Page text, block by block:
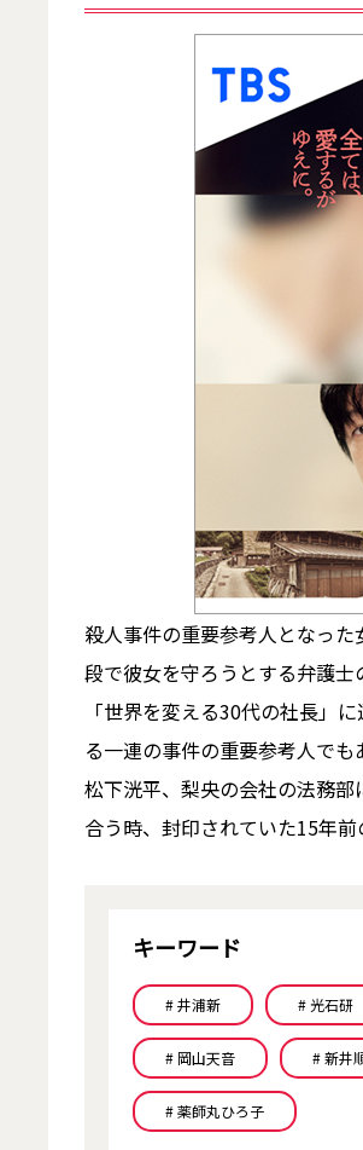
殺人事件の重要参考人となっ
段で彼女を守ろうとする弁護士
「世界を変える30代の社長」
る一連の事件の重要参考人で
松下洸平、梨央の会社の法務
合う時、封印されていた15年
キーワード
# 井浦新 # 光石研
# 岡山天音 # 新井
# 薬師丸ひろ子